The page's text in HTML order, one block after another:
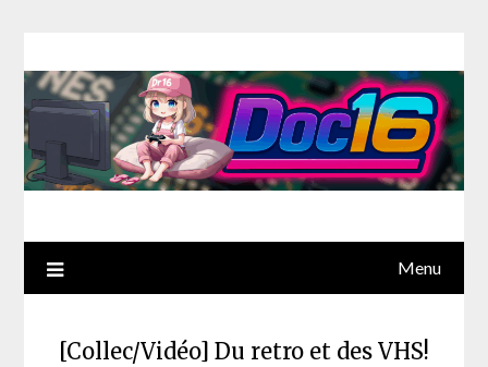
Menu
[Collec/Vidéo] Du retro et des VHS!